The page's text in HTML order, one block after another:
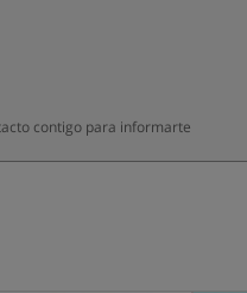
contigo para informarte